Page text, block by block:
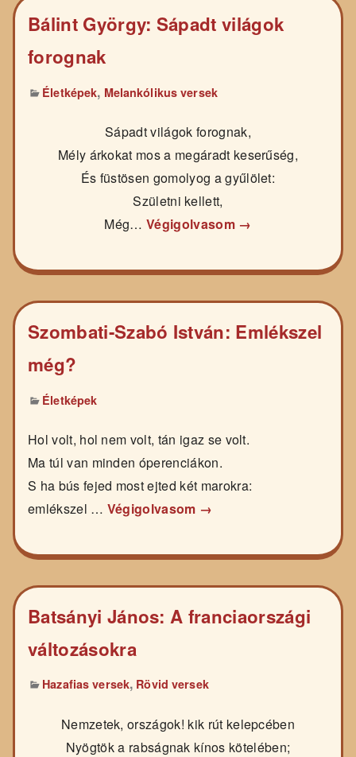
Bálint György: Sápadt világok
forognak
Életképek, Melankólikus versek
Sápadt világok forognak,
Mély árkokat mos a megáradt keserűség,
És füstösen gomolyog a gyűlölet:
Születni kellett,
Még…Végigolvasom →
Szombati-Szabó István: Emlékszel
még?
Életképek
Hol volt, hol nem volt, tán igaz se volt.
Ma túl van minden óperenciákon.
S ha bús fejed most ejted két marokra:
emlékszel … Végigolvasom →
Batsányi János: A franciaországi
változásokra
Hazafias versek, Rövid versek
Nemzetek, országok! kik rút kelepcében
Nyögtök a rabságnak kínos kötelében;